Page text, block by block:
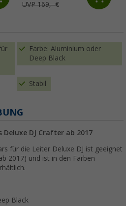
UVP 169,- €
Farbe: Aluminium oder
Deep Black
Stabil
DJ Crafter ab 2017
für die Leiter Deluxe DJ ist geeignet
2017) und ist in den Farben
Black